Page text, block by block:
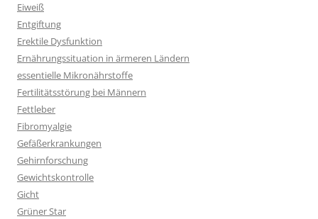
Eiweiß
Entgiftung
Erektile Dysfunktion
Ernährungssituation in ärmeren Ländern
essentielle Mikronährstoffe
Fertilitätsstörung bei Männern
Fettleber
Fibromyalgie
Gefäßerkrankungen
Gehirnforschung
Gewichtskontrolle
Gicht
Grüner Star